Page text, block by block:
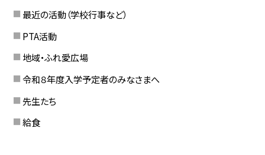
最近の活動（学校行事など）
PTA活動
地域・ふれ愛広場
令和８年度入学予定者のみなさまへ
先生たち
給食